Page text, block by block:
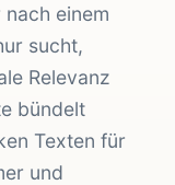
nach einem
sucht,
Relevanz
bündelt
Texten für
und